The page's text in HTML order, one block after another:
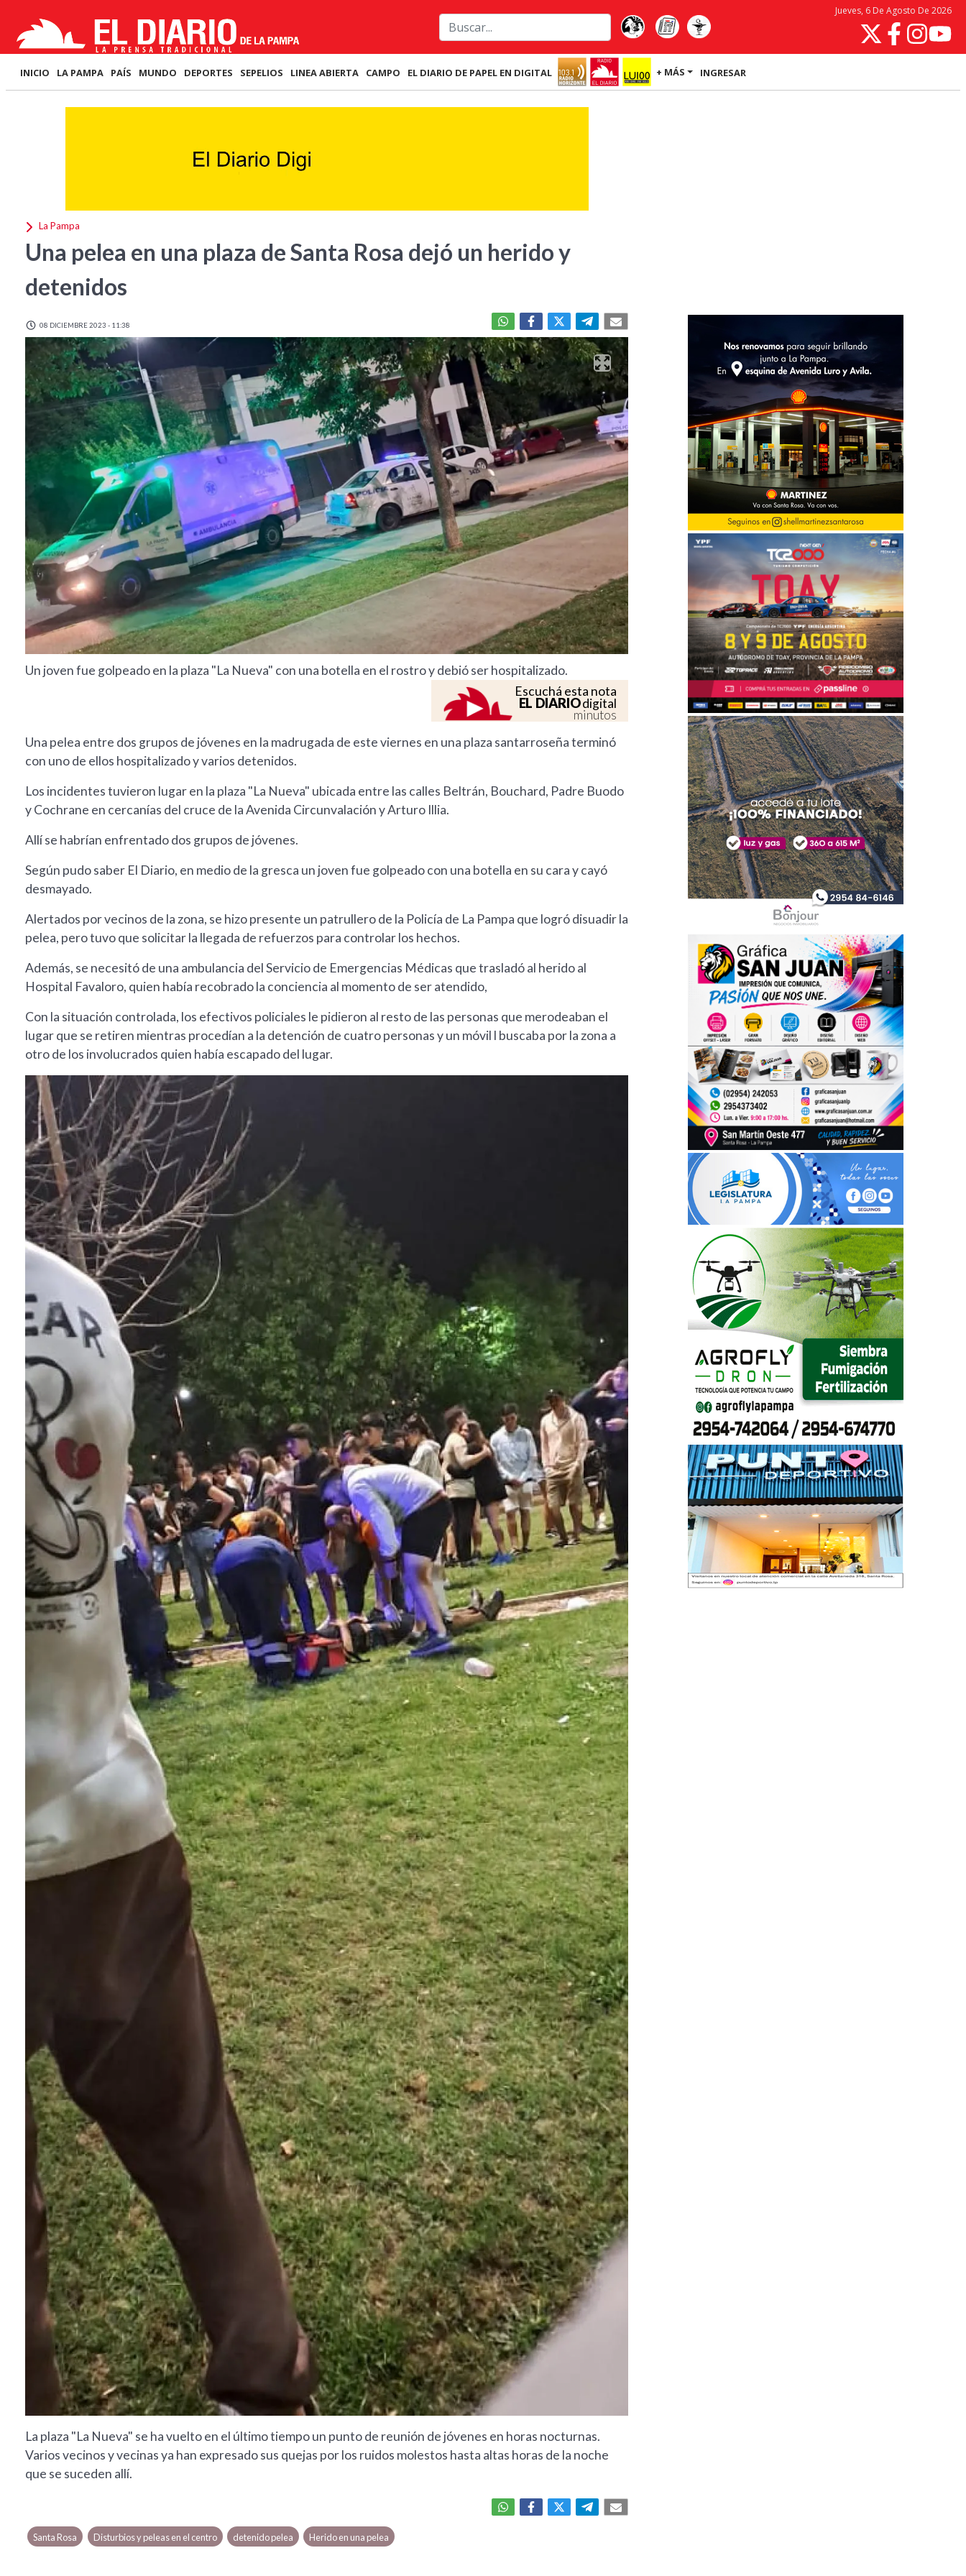
Jueves, 6 De Agosto De 2026
INICIO LA PAMPA PAÍS MUNDO DEPORTES SEPELIOS LINEA ABIERTA CAMPO EL DIARIO DE PAPEL EN DIGITAL + MÁS INGRESAR
La Pampa
Una pelea en una plaza de Santa Rosa dejó un herido y
detenidos
08 DICIEMBRE 2023 - 11:38
Un joven fue golpeado en la plaza "La Nueva" con una botella en el rostro y debió ser hospitalizado.
Escuchá esta nota
EL DIARIOdigital
minutos
Una pelea entre dos grupos de jóvenes en la madrugada de este viernes en una plaza santarroseña terminó
con uno de ellos hospitalizado y varios detenidos.
Los incidentes tuvieron lugar en la plaza "La Nueva" ubicada entre las calles Beltrán, Bouchard, Padre Buodo
y Cochrane en cercanías del cruce de la Avenida Circunvalación y Arturo Illia.
Allí se habrían enfrentado dos grupos de jóvenes.
Según pudo saber El Diario, en medio de la gresca un joven fue golpeado con una botella en su cara y cayó
desmayado.
Alertados por vecinos de la zona, se hizo presente un patrullero de la Policía de La Pampa que logró disuadir la
pelea, pero tuvo que solicitar la llegada de refuerzos para controlar los hechos.
Además, se necesitó de una ambulancia del Servicio de Emergencias Médicas que trasladó al herido al
Hospital Favaloro, quien había recobrado la conciencia al momento de ser atendido,
Con la situación controlada, los efectivos policiales le pidieron al resto de las personas que merodeaban el
lugar que se retiren mientras procedían a la detención de cuatro personas y un móvil l buscaba por la zona a
otro de los involucrados quien había escapado del lugar.
La plaza "La Nueva" se ha vuelto en el último tiempo un punto de reunión de jóvenes en horas nocturnas.
Varios vecinos y vecinas ya han expresado sus quejas por los ruidos molestos hasta altas horas de la noche
que se suceden allí.
Santa Rosa Disturbios y peleas en el centro detenido pelea Herido en una pelea